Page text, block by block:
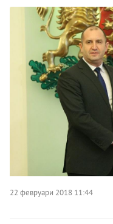
22 февруари 2018 11:44